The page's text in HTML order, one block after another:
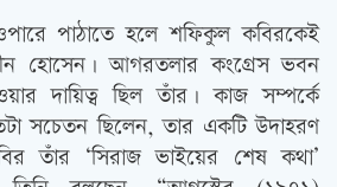
পাঠাতে হলে শফিকুল কবিরকেই
হোসেন। আগরতলার কংগ্রেস ভবন
দায়িত্ব ছিল তাঁর। কাজ সম্পর্কে
সচেতন ছিলেন, তার একটি উদাহরণ
তাঁর ‘সিরাজ ভাইয়ের শেষ কথা’